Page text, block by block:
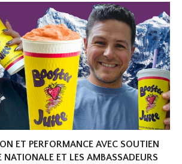
ET PERFORMANCE AVEC SOUTIEN
NATIONALE ET LES AMBASSADEURS